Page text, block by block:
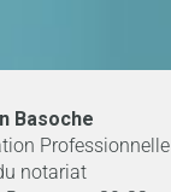
Basoche
Professionnelle
notariat